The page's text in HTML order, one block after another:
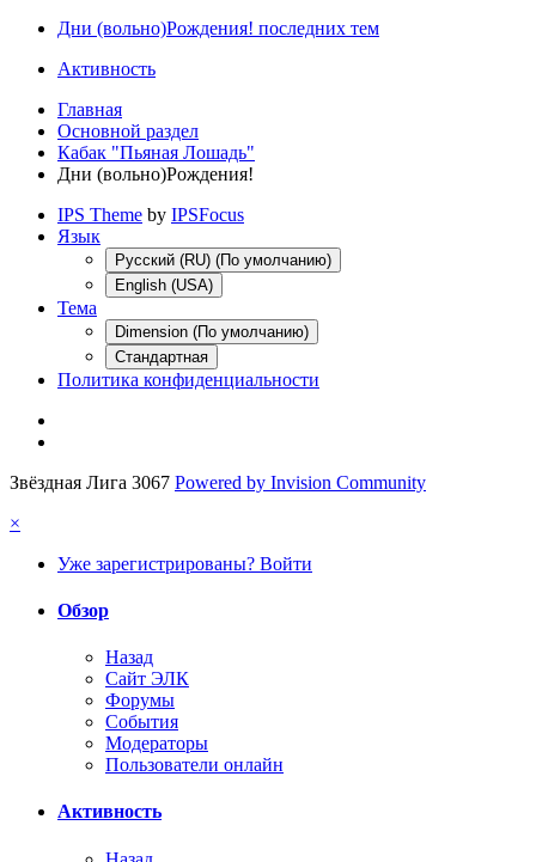
Дни (вольно)Рождения! последних тем
Активность
Главная
Основной раздел
Кабак "Пьяная Лошадь"
Дни (вольно)Рождения!
IPS Theme by IPSFocus
Язык
Русский (RU) (По умолчанию)
English (USA)
Тема
Dimension (По умолчанию)
Стандартная
Политика конфиденциальности
Звёздная Лига 3067 Powered by Invision Community
×
Уже зарегистрированы? Войти
Обзор
Назад
Сайт ЭЛК
Форумы
События
Модераторы
Пользователи онлайн
Активность